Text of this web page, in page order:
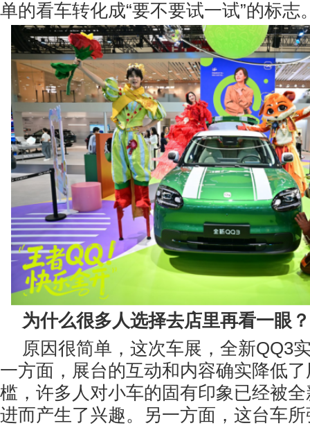
单的看车转化成“要不要试一试”的标志
为什么很多人选择去店里再看一眼？
原因很简单，这次车展，全新QQ3
一方面，展台的互动和内容确实降低
槛，许多人对小车的固有印象已经被
进而产生了兴趣。另一方面，这台车所